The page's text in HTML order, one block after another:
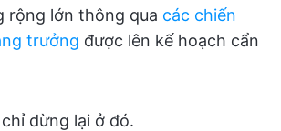
rộng lớn thông qua các chiến
trưởng được lên kế hoạch cẩn
dừng lại ở đó.